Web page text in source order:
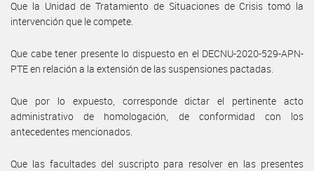
Que la Unidad de Tratamiento de Situaciones de Crisis tomó la
intervención que le compete.
Que cabe tener presente lo dispuesto en el DECNU-2020-529-APN-
PTE en relación a la extensión de las suspensiones pactadas.
Que por lo expuesto, corresponde dictar el pertinente acto
administrativo de homologación, de conformidad con los
antecedentes mencionados.
Que las facultades del suscripto para resolver en las presentes